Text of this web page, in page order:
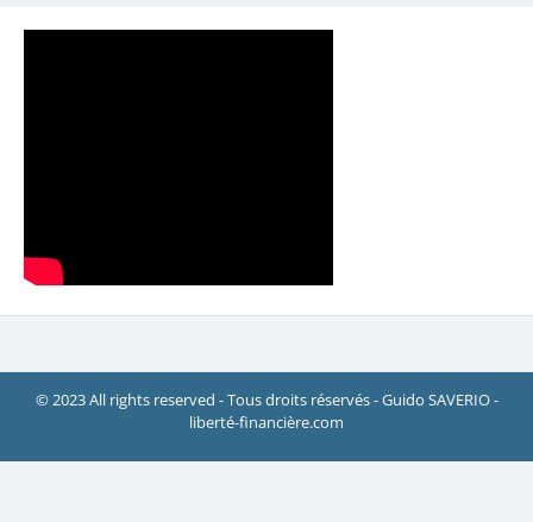
© 2023 All rights reserved - Tous droits réservés - Guido SAVERIO -
liberté-financière.com